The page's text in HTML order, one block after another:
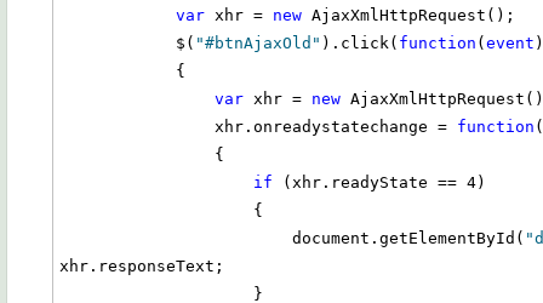
var xhr = new AjaxXmlHttpRequest();
            $(
"#btnAjaxOld" ).click( function ( event )
var xhr = new
                xhr.onreadystatechange =
function
if (xhr.readyState == 4)
                        document.getElementById(
xhr.responseText;